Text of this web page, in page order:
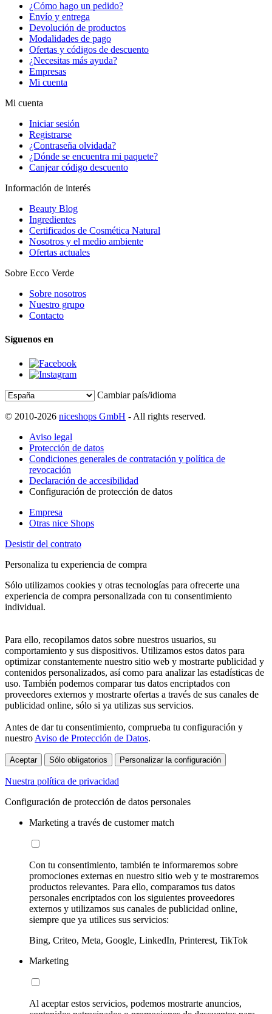
¿Cómo hago un pedido?
Envío y entrega
Devolución de productos
Modalidades de pago
Ofertas y códigos de descuento
¿Necesitas más ayuda?
Empresas
Mi cuenta
Mi cuenta
Iniciar sesión
Registrarse
¿Contraseña olvidada?
¿Dónde se encuentra mi paquete?
Canjear código descuento
Información de interés
Beauty Blog
Ingredientes
Certificados de Cosmética Natural
Nosotros y el medio ambiente
Ofertas actuales
Sobre Ecco Verde
Sobre nosotros
Nuestro grupo
Contacto
Síguenos en
Cambiar país/idioma
© 2010-2026 niceshops GmbH - All rights reserved.
Aviso legal
Protección de datos
Condiciones generales de contratación y política de
revocación
Declaración de accesibilidad
Configuración de protección de datos
Empresa
Otras nice Shops
Desistir del contrato
Personaliza tu experiencia de compra
Sólo utilizamos cookies y otras tecnologías para ofrecerte una
experiencia de compra personalizada con tu consentimiento
individual.
Para ello, recopilamos datos sobre nuestros usuarios, su
comportamiento y sus dispositivos. Utilizamos estos datos para
optimizar constantemente nuestro sitio web y mostrarte publicidad y
contenidos personalizados, así como para analizar las estadísticas de
uso. También podemos comparar tus datos encriptados con
proveedores externos y mostrarte ofertas a través de sus canales de
publicidad online, sólo si ya utilizas sus servicios.
Antes de dar tu consentimiento, comprueba tu configuración y
nuestro Aviso de Protección de Datos.
Aceptar Sólo obligatorios Personalizar la configuración
Nuestra política de privacidad
Configuración de protección de datos personales
Marketing a través de customer match
Con tu consentimiento, también te informaremos sobre
promociones externas en nuestro sitio web y te mostraremos
productos relevantes. Para ello, comparamos tus datos
personales encriptados con los siguientes proveedores
externos y utilizamos sus canales de publicidad online,
siempre que ya utilices sus servicios:
Bing, Criteo, Meta, Google, LinkedIn, Printerest, TikTok
Marketing
Al aceptar estos servicios, podemos mostrarte anuncios,